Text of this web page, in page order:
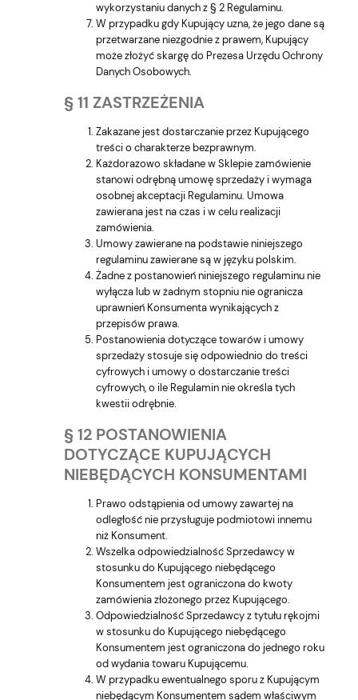
wykorzystaniu danych z § 2 Regulaminu.
W przypadku gdy Kupujący uzna, że jego dane są
przetwarzane niezgodnie z prawem, Kupujący
może złożyć skargę do Prezesa Urzędu Ochrony
Danych Osobowych.
§ 11 ZASTRZEŻENIA
Zakazane jest dostarczanie przez Kupującego
treści o charakterze bezprawnym.
Każdorazowo składane w Sklepie zamówienie
stanowi odrębną umowę sprzedaży i wymaga
osobnej akceptacji Regulaminu. Umowa
zawierana jest na czas i w celu realizacji
zamówienia.
Umowy zawierane na podstawie niniejszego
regulaminu zawierane są w języku polskim.
Żadne z postanowień niniejszego regulaminu nie
wyłącza lub w żadnym stopniu nie ogranicza
uprawnień Konsumenta wynikających z
przepisów prawa.
Postanowienia dotyczące towarów i umowy
sprzedaży stosuje się odpowiednio do treści
cyfrowych i umowy o dostarczanie treści
cyfrowych, o ile Regulamin nie określa tych
kwestii odrębnie.
§ 12 POSTANOWIENIA
DOTYCZĄCE KUPUJĄCYCH
NIEBĘDĄCYCH KONSUMENTAMI
Prawo odstąpienia od umowy zawartej na
odległość nie przysługuje podmiotowi innemu
niż Konsument.
Wszelka odpowiedzialność Sprzedawcy w
stosunku do Kupującego niebędącego
Konsumentem jest ograniczona do kwoty
zamówienia złożonego przez Kupującego.
Odpowiedzialność Sprzedawcy z tytułu rękojmi
w stosunku do Kupującego niebędącego
Konsumentem jest ograniczona do jednego roku
od wydania towaru Kupującemu.
W przypadku ewentualnego sporu z Kupującym
niebędącym Konsumentem sądem właściwym